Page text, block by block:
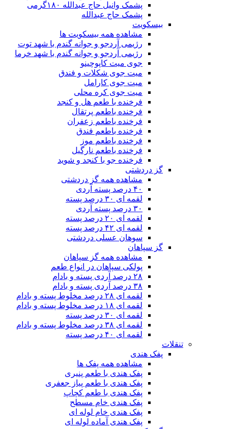
پشمک وانیل حاج عبدالله ۱۸۰گرمی
پشمک حاج عبدالله
بیسکویت
مشاهده همه بیسکویت ها
رژیمی آردجو و جوانه گندم با شهد توت
رژیمی آردجو و جوانه گندم با شهد خرما
جوی میت کاپوچینو
میت جوی شکلات و فندق
میت جوی کارامل
میت جوی کره محلی
فرخنده با طعم هل و کنجد
فرخنده باطعم پرتقال
فرخنده باطعم زعفران
فرخنده باطعم فندق
فرخنده باطعم موز
فرخنده باطعم نارگیل
فرخنده جو با کنجد و شوید
گز دردشتی
مشاهده همه گز دردشتی
۴۰ درصد پسته آردی
لقمه ای ۳۰ درصد پسته
۳۰ درصد پسته آردی
لقمه ای ۲۰ درصد پسته
لقمه ای ۴۲ درصد پسته
سوهان عسلی دردشتی
گز سپاهان
مشاهده همه گز سپاهان
پولکی سپاهان در انواع طعم
۲۸ درصد آردی پسته و بادام
۳۸ درصد آردی پسته و بادام
لقمه ای ۲۸ درصد مخلوط پسته و بادام
لقمه ای ۱۸ درصد مخلوط پسته و بادام
لقمه ای ۳۰ درصد پسته
لقمه ای ۳۸ درصد مخلوط پسته و بادام
لقمه ای ۴۰ درصد پسته
تنقلات
پفک هندی
مشاهده همه پفک ها
پفک هندی با طعم پنیری
پفک هندی با طعم پیاز جعفری
پفک هندی با طعم کچاپ
پفک هندی خام مسطح
پفک هندی خام لوله ای
پفک هندی آماده لوله ای